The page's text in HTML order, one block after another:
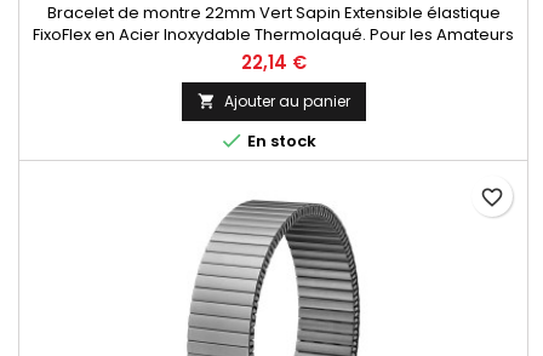
Bracelet de montre 22mm Vert Sapin Extensible élastique
FixoFlex en Acier Inoxydable Thermolaqué. Pour les Amateurs
Horlogers, l'entre-corne est sciable pour une mise à taille
personnalisée de 18 à 22mm S'adapte sur toutes les marques
de montres. Bracelet Original de la marque ROWI FIXOFLEX
Made In Germany Since 1885
22,14 €
 Ajouter au panier
 En stock
favorite_border